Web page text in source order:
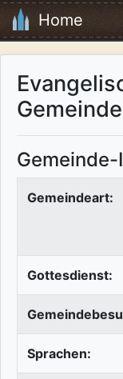
Home
Gemeinde-
Gemeindeart:
Gottesdienst:
Sprachen: